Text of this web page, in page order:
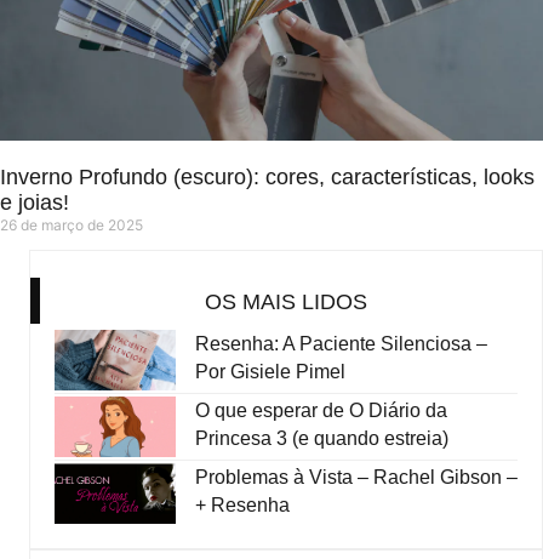
Inverno Profundo (escuro): cores, características, looks
e joias!
26 de março de 2025
OS MAIS LIDOS
Resenha: A Paciente Silenciosa –
Por Gisiele Pimel
O que esperar de O Diário da
Princesa 3 (e quando estreia)
Problemas à Vista – Rachel Gibson –
+ Resenha